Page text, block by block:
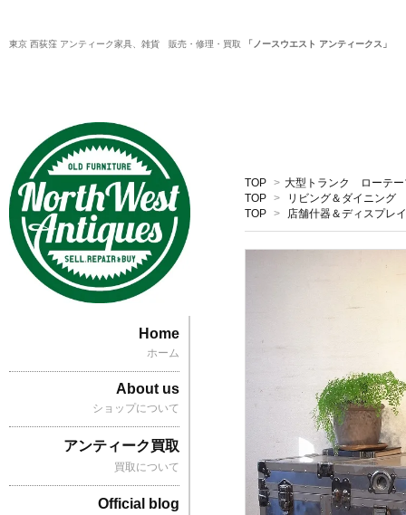
東京 西荻窪 アンティーク家具、雑貨 販売・修理・買取 「ノースウエスト アンティークス」
TOP > 大型トランク ローテー
TOP >
リビング＆ダイニング
TOP > 店舗什器＆ディスプレイ
Home
ホーム
About us
ショップについて
アンティーク買取
買取について
Official blog